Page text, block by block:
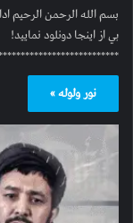
بي از اینجا دونلود نمایید!
نور ولوله »